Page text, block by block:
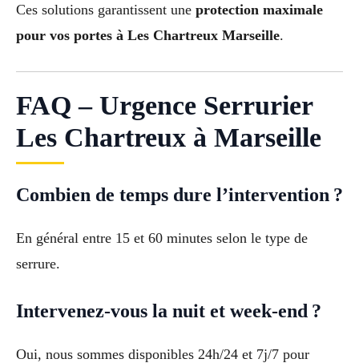
Ces solutions garantissent une protection maximale
pour vos portes à Les Chartreux Marseille.
FAQ – Urgence Serrurier
Les Chartreux à Marseille
Combien de temps dure l’intervention ?
En général entre 15 et 60 minutes selon le type de
serrure.
Intervenez-vous la nuit et week-end ?
Oui, nous sommes disponibles 24h/24 et 7j/7 pour